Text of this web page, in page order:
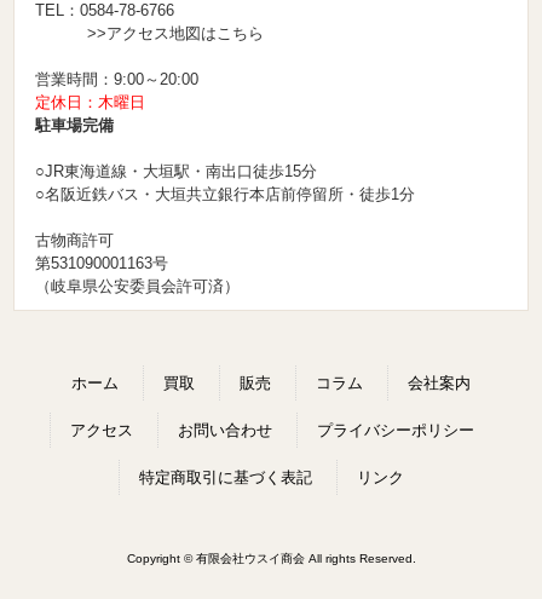
TEL：0584-78-6766
>>アクセス地図はこちら
営業時間：9:00～20:00
定休日：木曜日
駐車場完備
○JR東海道線・大垣駅・南出口徒歩15分
○名阪近鉄バス・大垣共立銀行本店前停留所・徒歩1分
古物商許可
第531090001163号
（岐阜県公安委員会許可済）
ホーム 買取 販売 コラム 会社案内
アクセス お問い合わせ プライバシーポリシー
特定商取引に基づく表記 リンク
Copyright © 有限会社ウスイ商会 All rights Reserved.